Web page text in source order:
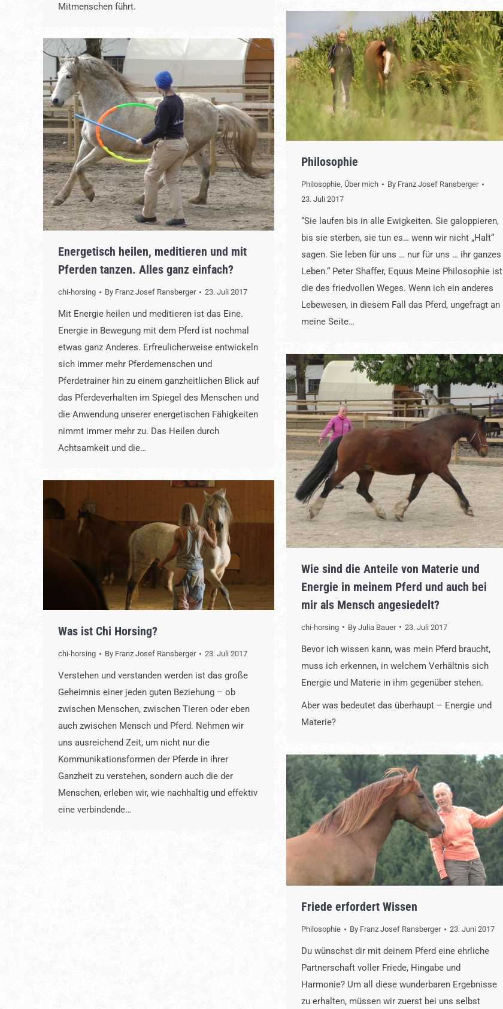
Mitmenschen führt.
Philosophie
Philosophie, Über mich By Franz Josef Ransberger
23. Juli 2017
“Sie laufen bis in alle Ewigkeiten. Sie galoppieren,
bis sie sterben, sie tun es… wenn wir nicht „Halt“
sagen. Sie leben für uns … nur für uns … ihr ganzes
Leben.“ Peter Shaffer, Equus Meine Philosophie ist
die des friedvollen Weges. Wenn ich ein anderes
Lebewesen, in diesem Fall das Pferd, ungefragt an
meine Seite…
Energetisch heilen, meditieren und mit
Pferden tanzen. Alles ganz einfach?
chi-horsing By Franz Josef Ransberger 23. Juli 2017
Mit Energie heilen und meditieren ist das Eine.
Energie in Bewegung mit dem Pferd ist nochmal
etwas ganz Anderes. Erfreulicherweise entwickeln
sich immer mehr Pferdemenschen und
Pferdetrainer hin zu einem ganzheitlichen Blick auf
das Pferdeverhalten im Spiegel des Menschen und
die Anwendung unserer energetischen Fähigkeiten
nimmt immer mehr zu. Das Heilen durch
Achtsamkeit und die…
Wie sind die Anteile von Materie und
Energie in meinem Pferd und auch bei
mir als Mensch angesiedelt?
chi-horsing By Julia Bauer 23. Juli 2017
Bevor ich wissen kann, was mein Pferd braucht,
muss ich erkennen, in welchem Verhältnis sich
Energie und Materie in ihm gegenüber stehen.
Aber was bedeutet das überhaupt – Energie und
Materie?
Was ist Chi Horsing?
chi-horsing By Franz Josef Ransberger 23. Juli 2017
Verstehen und verstanden werden ist das große
Geheimnis einer jeden guten Beziehung – ob
zwischen Menschen, zwischen Tieren oder eben
auch zwischen Mensch und Pferd. Nehmen wir
uns ausreichend Zeit, um nicht nur die
Kommunikationsformen der Pferde in ihrer
Ganzheit zu verstehen, sondern auch die der
Menschen, erleben wir, wie nachhaltig und effektiv
eine verbindende…
Friede erfordert Wissen
Philosophie By Franz Josef Ransberger 23. Juni 2017
Du wünschst dir mit deinem Pferd eine ehrliche
Partnerschaft voller Friede, Hingabe und
Harmonie? Um all diese wunderbaren Ergebnisse
zu erhalten, müssen wir zuerst bei uns selbst